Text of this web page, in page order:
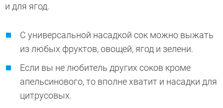
и для ягод.
С универсальной насадкой сок можно выжать
из любых фруктов, овощей, ягод и зелени.
Если вы не любитель других соков кроме
апельсинового, то вполне хватит и насадки для
цитрусовых.